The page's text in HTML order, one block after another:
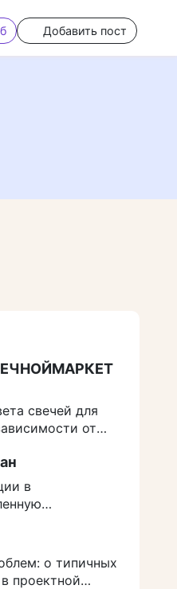
Добавить пост
свечей для
от
в
от роста
на строительство
о типичных
проектной